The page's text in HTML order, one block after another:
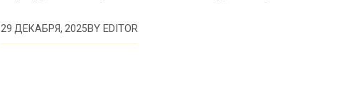
29 ДЕКАБРЯ, 2025BY EDITOR